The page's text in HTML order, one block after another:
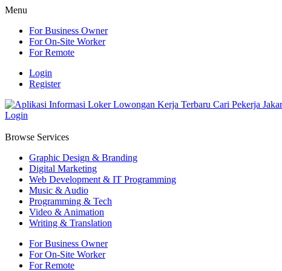
Menu
For Business Owner
For On-Site Worker
For Remote
Login
Register
Login
Browse Services
Graphic Design & Branding
Digital Marketing
Web Development & IT Programming
Music & Audio
Programming & Tech
Video & Animation
Writing & Translation
For Business Owner
For On-Site Worker
For Remote